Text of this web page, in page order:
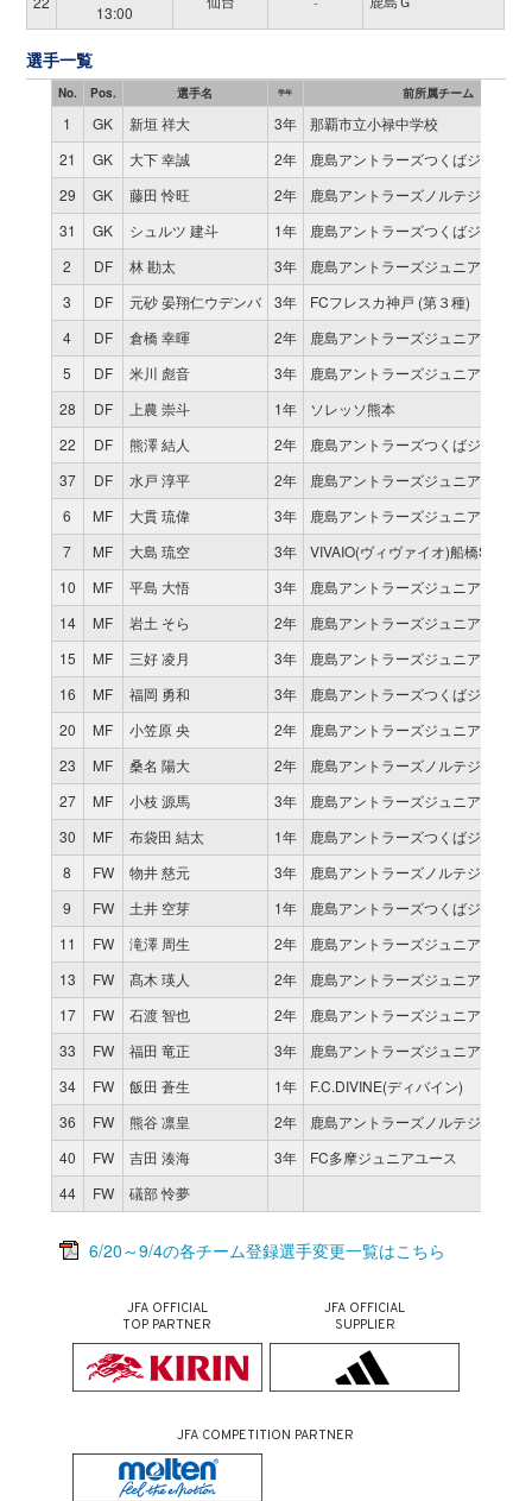
13:00
選手一覧
No. Pos. 選手名 学年 前所属チーム
1 GK 新垣 祥大 3年
那覇市立小禄中学校
21
GK 大下 幸誠 2年
鹿島アントラーズつくばジュニア
29
GK 藤田 怜旺 2年
鹿島アントラーズノルテジュニア
31
GK シュルツ 建斗 1年
鹿島アントラーズつくばジュニア
2
DF 林 勘太 3年
鹿島アントラーズジュニアユース
3
DF 元砂 晏翔仁ウデンバ 3年
FCフレスカ神戸 (第３種)
4
DF 倉橋 幸暉 2年
鹿島アントラーズジュニアユース
5
DF 米川 彪音 3年
鹿島アントラーズジュニアユース
28
DF 上農 崇斗 1年
ソレッソ熊本
22
DF 熊澤 結人 2年
鹿島アントラーズつくばジュニア
37
DF 水戸 淳平 2年
鹿島アントラーズジュニアユース
6
MF 大貫 琉偉 3年
鹿島アントラーズジュニアユース
7
MF 大島 琉空 3年
VIVAIO(ヴィヴァイオ)船橋SC (第
10
MF 平島 大悟 3年
鹿島アントラーズジュニアユース
14
MF 岩土 そら 2年
鹿島アントラーズジュニアユース
15
MF 三好 凌月 3年
鹿島アントラーズジュニアユース
16
MF 福岡 勇和 3年
鹿島アントラーズつくばジュニア
20
MF 小笠原 央 2年
鹿島アントラーズジュニアユース
23
MF 桑名 陽大 2年
鹿島アントラーズノルテジュニア
27
MF 小枝 源馬 3年
鹿島アントラーズジュニアユース
30
MF 布袋田 結太 1年
鹿島アントラーズつくばジュニア
8
FW 物井 慈元 3年
鹿島アントラーズノルテジュニア
9
FW 土井 空芽 1年
鹿島アントラーズつくばジュニア
11
FW 滝澤 周生 2年
鹿島アントラーズジュニアユース
13
FW 髙木 瑛人 2年
鹿島アントラーズジュニアユース
17
FW 石渡 智也 2年
鹿島アントラーズジュニアユース
33
FW 福田 竜正 3年
鹿島アントラーズジュニアユース
34
FW 飯田 蒼生 1年
F.C.DIVINE(ディバイン)
36
FW 熊谷 凛皇 2年
鹿島アントラーズノルテジュニア
40
FW 吉田 湊海 3年
FC多摩ジュニアユース
44
FW 礒部 怜夢
6/20～9/4の各チーム登録選手変更一覧はこちら
JFA OFFICIAL
TOP PARTNER
JFA OFFICIAL
SUPPLIER
JFA COMPETITION PARTNER